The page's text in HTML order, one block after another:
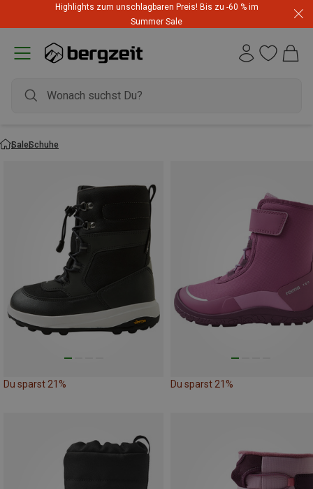
Highlights zum unschlagbaren Preis! Bis zu -60 % im
Summer Sale
SaleSchuhe
Du sparst 21% Du sparst 21%